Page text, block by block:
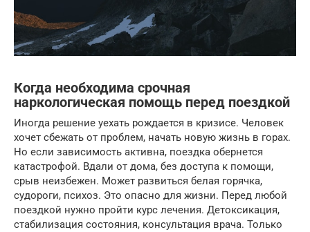
Когда необходима срочная
наркологическая помощь перед поездкой
Иногда решение уехать рождается в кризисе. Человек
хочет сбежать от проблем, начать новую жизнь в горах.
Но если зависимость активна, поездка обернется
катастрофой. Вдали от дома, без доступа к помощи,
срыв неизбежен. Может развиться белая горячка,
судороги, психоз. Это опасно для жизни. Перед любой
поездкой нужно пройти курс лечения. Детоксикация,
стабилизация состояния, консультация врача. Только